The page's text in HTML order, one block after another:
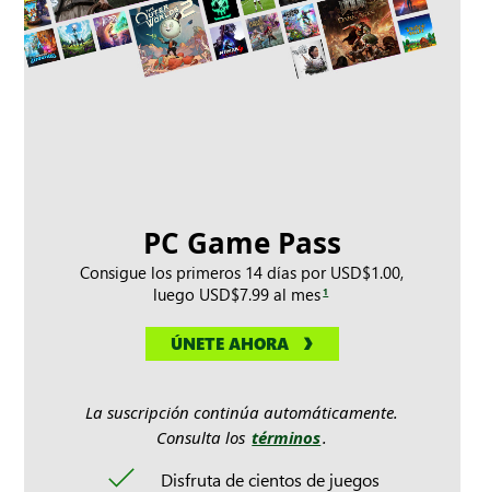
PC Game Pass
Consigue los primeros 14 días por USD$1.00,
luego USD$7.99 al mes1
ÚNETE AHORA
La suscripción continúa automáticamente.
Consulta los términos.
Disfruta de cientos de juegos